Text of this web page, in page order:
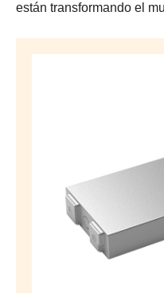
están transformando el